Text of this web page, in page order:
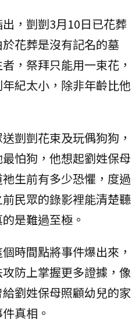
，剴剴3月10日已花葬
花葬是沒有記名的墓
，祭拜只能用一束花，
紀太小，除非年齡比他
剴剴花束及玩偶狗狗，
怕狗，他想起劉姓保母
生前有多少恐懼，度過
民眾的錄影裡能清楚聽
是難過至極。
時間點將事件爆出來，
防上掌握更多證據，像
劉姓保母照顧幼兒的家
真相。